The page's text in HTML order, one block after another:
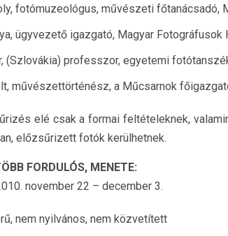
fotómuzeológus, művészeti főtanácsadó,
ügyvezető igazgató, Magyar Fotográfusok
(Szlovákia) professzor, egyetemi
művészettörténész, a Műcsarnok
elé csak a formai feltételeknek,
előzsűrizett fotók kerülhetnek.
FORDULÓS, MENETE:
november 22 – december 3.
nem nyilvános, nem közvetített